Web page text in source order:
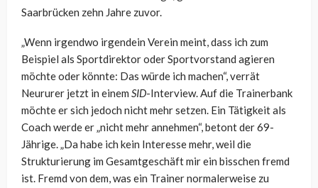
Saarbrücken zehn Jahre zuvor.
„Wenn irgendwo irgendein Verein meint, dass ich zum
Beispiel als Sportdirektor oder Sportvorstand agieren
möchte oder könnte: Das würde ich machen“, verrät
Neururer jetzt in einem SID-Interview. Auf die Trainerbank
möchte er sich jedoch nicht mehr setzen. Ein Tätigkeit als
Coach werde er „nicht mehr annehmen“, betont der 69-
Jährige. „Da habe ich kein Interesse mehr, weil die
Strukturierung im Gesamtgeschäft mir ein bisschen fremd
ist. Fremd von dem, was ein Trainer normalerweise zu